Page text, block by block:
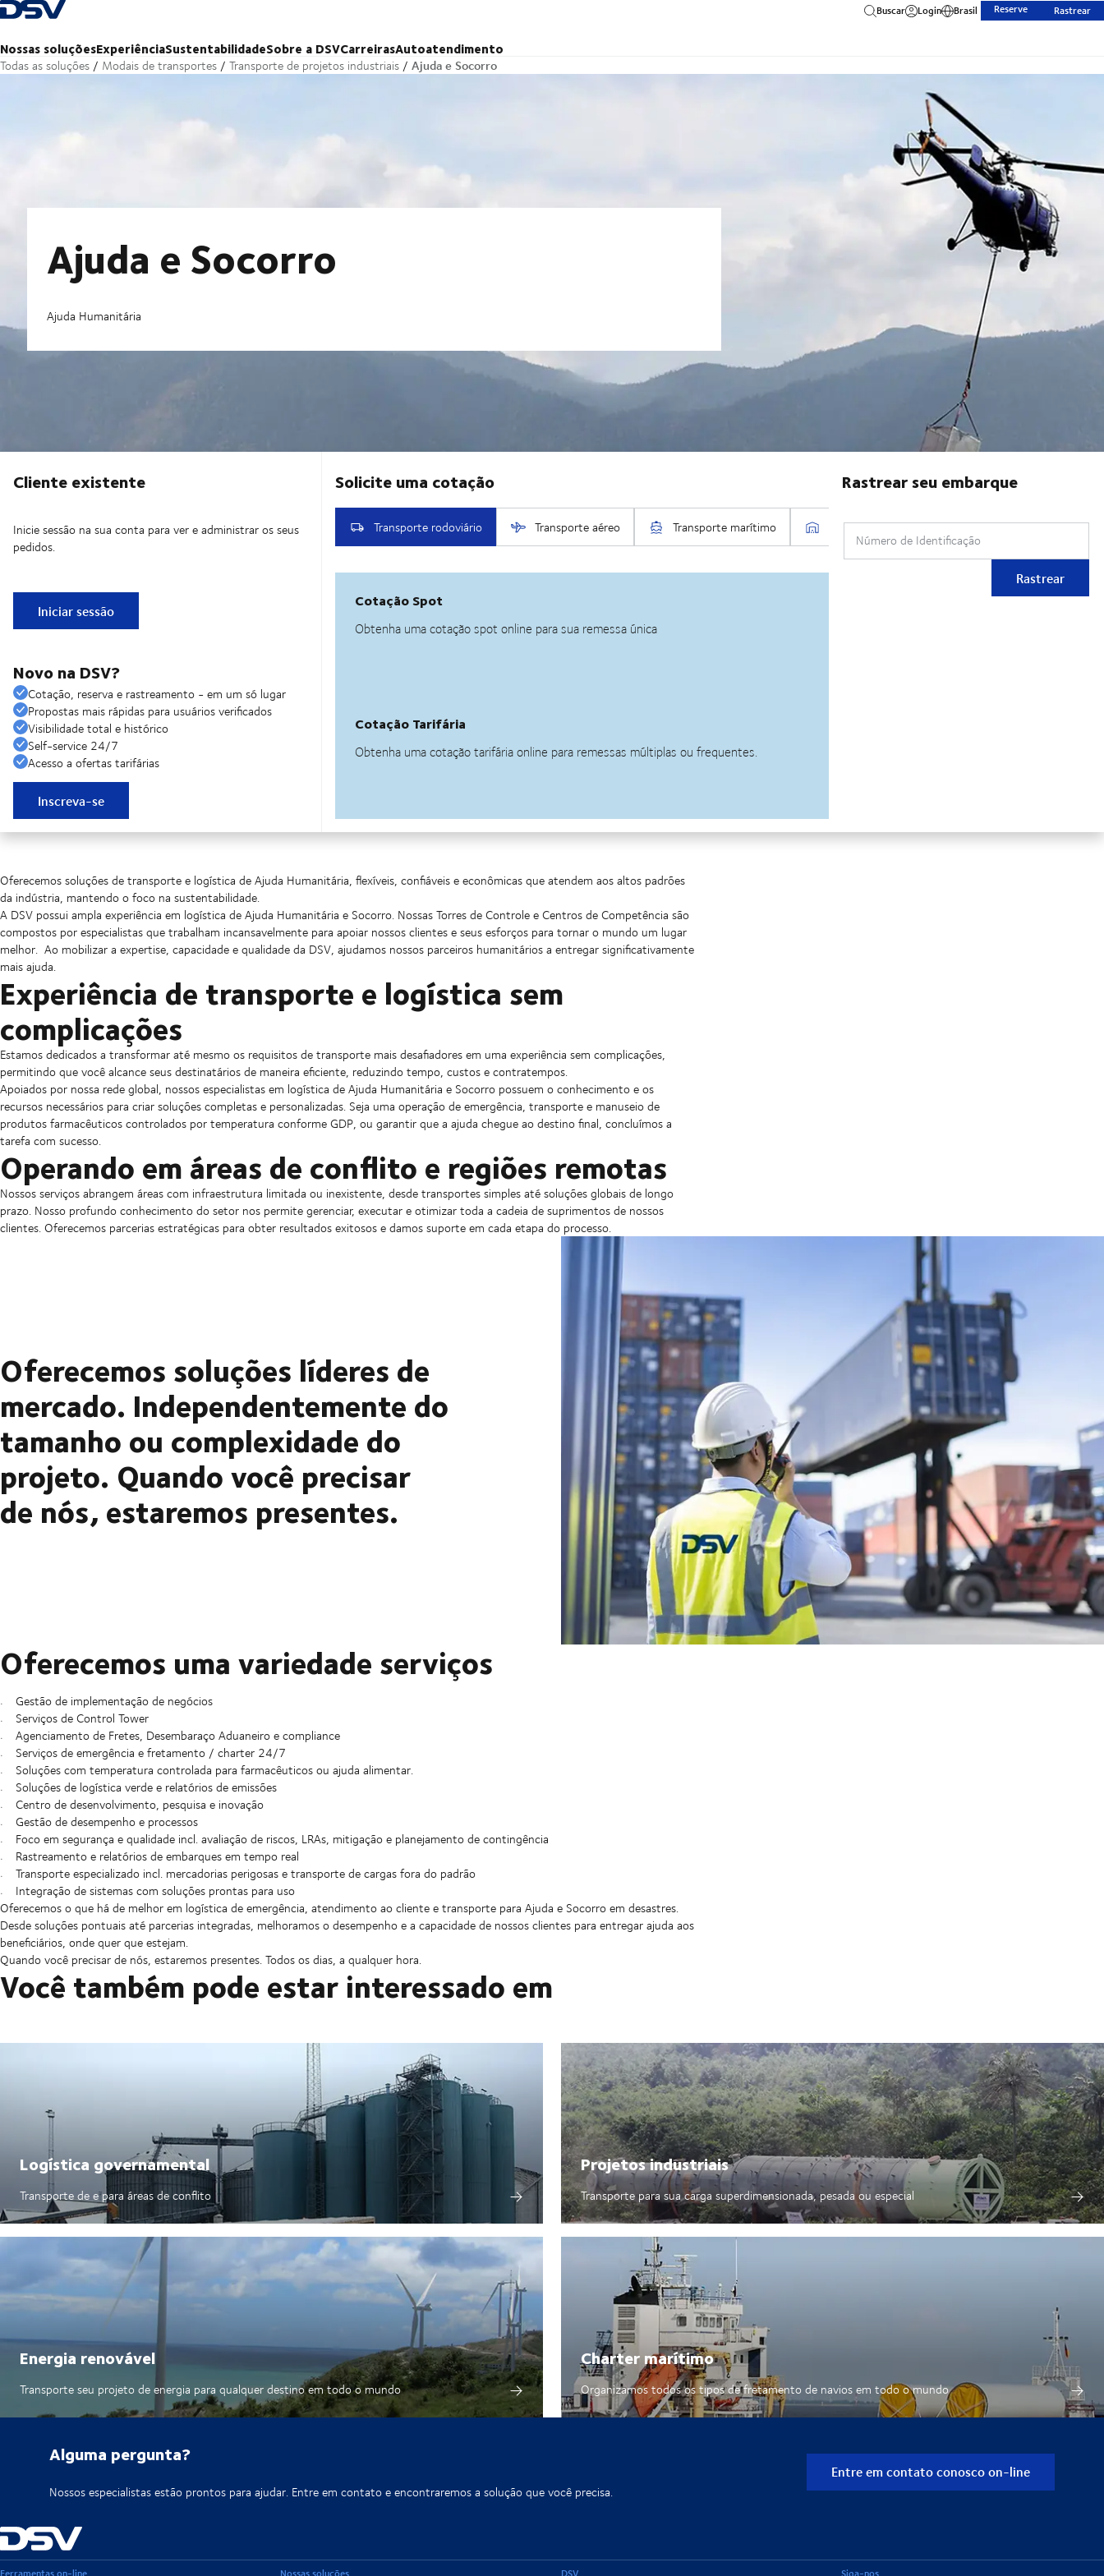
Voltar à página inicial
Nossas soluçõesExperiênciaSustentabilidadeSobre a DSVCarreirasAutoatendimento
Buscar Login Brasil Reserve Rastrear
Todas as soluções Modais de transportes Transporte de projetos industriais Ajuda e Socorro
Ajuda e Socorro
Ajuda Humanitária
Cliente existente
Inicie sessão na sua conta para ver e administrar os seus
pedidos.
Iniciar sessão
Novo na DSV?
Cotação, reserva e rastreamento - em um só lugar
Propostas mais rápidas para usuários verificados
Visibilidade total e histórico
Self-service 24/7
Acesso a ofertas tarifárias
Inscreva-se
Rastrear seu embarque
Número de Identificação
Rastrear
Oferecemos soluções de transporte e logística de Ajuda Humanitária, flexíveis, confiáveis e econômicas que atendem aos altos padrões
da indústria, mantendo o foco na sustentabilidade.
A DSV possui ampla experiência em logística de Ajuda Humanitária e Socorro. Nossas Torres de Controle e Centros de Competência são
compostos por especialistas que trabalham incansavelmente para apoiar nossos clientes e seus esforços para tornar o mundo um lugar
melhor. Ao mobilizar a expertise, capacidade e qualidade da DSV, ajudamos nossos parceiros humanitários a entregar significativamente
mais ajuda.
Experiência de transporte e logística sem
complicações
Estamos dedicados a transformar até mesmo os requisitos de transporte mais desafiadores em uma experiência sem complicações,
permitindo que você alcance seus destinatários de maneira eficiente, reduzindo tempo, custos e contratempos.
Apoiados por nossa rede global, nossos especialistas em logística de Ajuda Humanitária e Socorro possuem o conhecimento e os
recursos necessários para criar soluções completas e personalizadas. Seja uma operação de emergência, transporte e manuseio de
produtos farmacêuticos controlados por temperatura conforme GDP, ou garantir que a ajuda chegue ao destino final, concluímos a
tarefa com sucesso.
Operando em áreas de conflito e regiões remotas
Nossos serviços abrangem áreas com infraestrutura limitada ou inexistente, desde transportes simples até soluções globais de longo
prazo. Nosso profundo conhecimento do setor nos permite gerenciar, executar e otimizar toda a cadeia de suprimentos de nossos
clientes. Oferecemos parcerias estratégicas para obter resultados exitosos e damos suporte em cada etapa do processo.
Oferecemos soluções líderes de
mercado. Independentemente do
tamanho ou complexidade do
projeto. Quando você precisar
de nós, estaremos presentes.
Oferecemos uma variedade serviços
Gestão de implementação de negócios
Serviços de Control Tower
Agenciamento de Fretes, Desembaraço Aduaneiro e compliance
Serviços de emergência e fretamento / charter 24/7
Soluções com temperatura controlada para farmacêuticos ou ajuda alimentar.
Soluções de logística verde e relatórios de emissões
Centro de desenvolvimento, pesquisa e inovação
Gestão de desempenho e processos
Foco em segurança e qualidade incl. avaliação de riscos, LRAs, mitigação e planejamento de contingência
Rastreamento e relatórios de embarques em tempo real
Transporte especializado incl. mercadorias perigosas e transporte de cargas fora do padrão
Integração de sistemas com soluções prontas para uso
Oferecemos o que há de melhor em logística de emergência, atendimento ao cliente e transporte para Ajuda e Socorro em desastres.
Desde soluções pontuais até parcerias integradas, melhoramos o desempenho e a capacidade de nossos clientes para entregar ajuda aos
beneficiários, onde quer que estejam.
Quando você precisar de nós, estaremos presentes. Todos os dias, a qualquer hora.
Você também pode estar interessado em
Logística governamental
Transporte de e para áreas de conflito
Projetos industriais
Transporte para sua carga superdimensionada, pesada ou especial
Energia renovável
Transporte seu projeto de energia para qualquer destino em todo o mundo
Charter marítimo
Organizamos todos os tipos de fretamento de navios em todo o mundo
Alguma pergunta?
Nossos especialistas estão prontos para ajudar. Entre em contato e encontraremos a solução que você precisa.
Entre em contato conosco on-line
Ferramentas on-line Nossas soluções DSV Siga-nos